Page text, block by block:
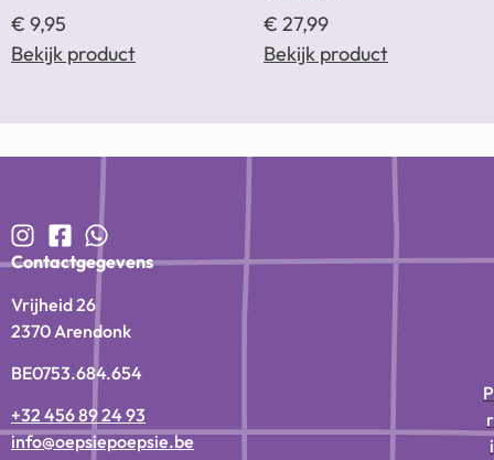
€ 9,95
Bekijk product
€ 27,99
Bekijk product
Contactgegevens
Vrijheid 26
2370 Arendonk
BE0753.684.654
+32 456 89 24 93
info@oepsiepoepsie.be
P
r
i